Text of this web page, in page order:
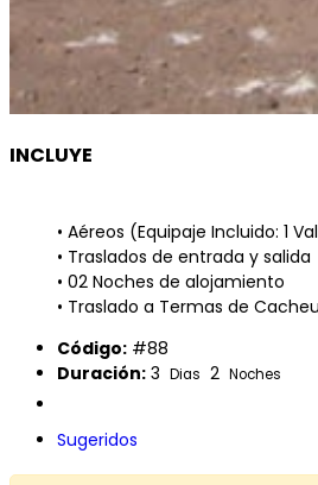
INCLUYE
• Aéreos (Equipaje Incluido: 1
• Traslados de entrada y salida
• 02 Noches de alojamiento
• Traslado a Termas de
Código: #88
Duración: 3 Dias 2 Noches
Sugeridos